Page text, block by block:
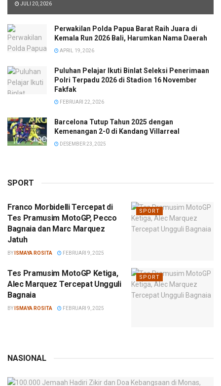
JULI 20, 2026
Perwakilan Polda Papua Barat Raih Juara di
Kemala Run 2026 Bali, Harumkan Nama Daerah
APRIL 19, 2026
Puluhan Pelajar Ikuti Binlat Seleksi Penerimaan
Polri Terpadu 2026 di Stadion 16 November
Fakfak
FEBRUARI 22, 2026
Barcelona Tutup Tahun 2025 dengan
Kemenangan 2-0 di Kandang Villarreal
DESEMBER 23, 2025
SPORT
SPORT
Franco Morbidelli Tercepat di
Tes Pramusim MotoGP, Pecco
Bagnaia dan Marc Marquez
Jatuh
BY ISMAYA ROSITA FEBRUARI 9, 2025
SPORT
Tes Pramusim MotoGP Ketiga,
Alec Marquez Tercepat Ungguli
Bagnaia
BY ISMAYA ROSITA FEBRUARI 9, 2025
NASIONAL